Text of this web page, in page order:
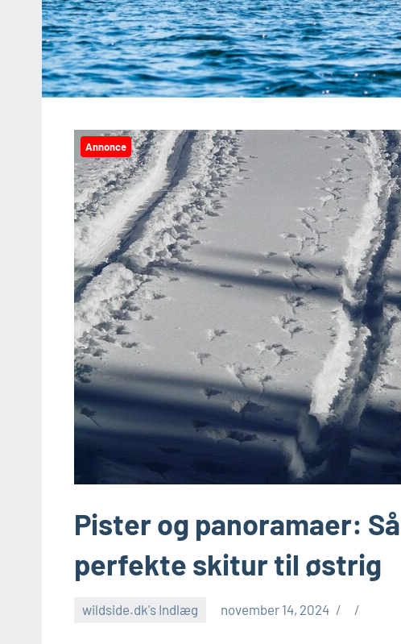
Annonce
Pister og panoramaer:
perfekte skitur til østrig
wildside.dk's Indlæg november 14, 2024